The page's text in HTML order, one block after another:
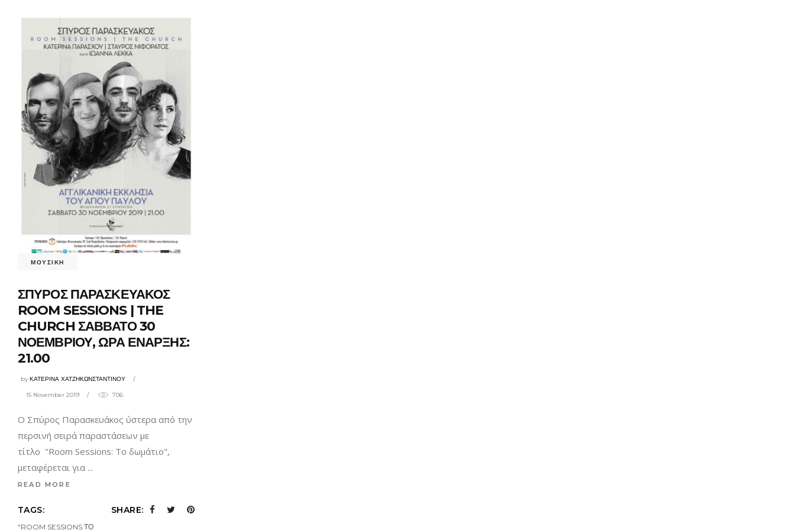
ΜΟΥΣΙΚΗ
ΣΠΥΡΟΣ ΠΑΡΑΣΚΕΥΑΚΟΣ
ROOM SESSIONS | THE
CHURCH ΣΑΒΒΑΤΟ 30
ΝΟΕΜΒΡΙΟΥ, ΩΡΑ ΕΝΑΡΞΗΣ:
21.00
byΚΑΤΕΡΙΝΑ ΧΑΤΖΗΚΩΝΣΤΑΝΤΙΝΟΥ
15 November 2019 706
Ο Σπύρος Παρασκευάκος ύστερα από την
περσινή σειρά παραστάσεων με
τίτλο "Room Sessions: Το δωμάτιο",
μεταφέρεται για
READ MORE
TAGS:
"ROOM SESSIONS:ΤΟ
SHARE: